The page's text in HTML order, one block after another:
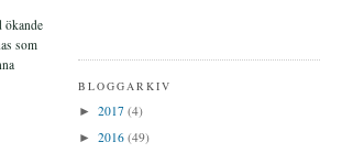
ökande
som
BLOGGARKIV
► 2017 (4)
► 2016 (49)